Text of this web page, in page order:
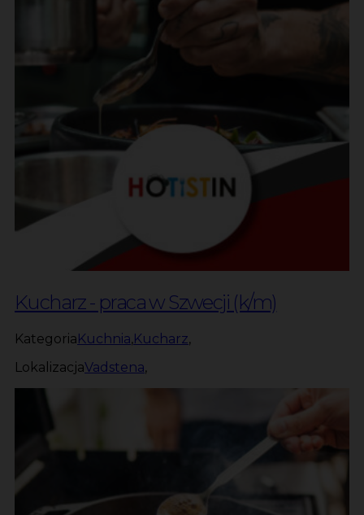
Kucharz - praca w Szwecji (k/m)
KategoriaKuchnia,Kucharz,
LokalizacjaVadstena,